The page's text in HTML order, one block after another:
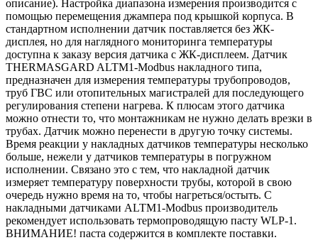
описание). Настройка диапазона измерения производится с
помощью перемещения джампера под крышкой корпуса. В
стандартном исполнении датчик поставляется без ЖК-
дисплея, но для наглядного мониторинга температуры
доступна к заказу версия датчика с ЖК-дисплеем. Датчик
THERMASGARD ALTM1-Modbus накладного типа,
предназначен для измерения температуры трубопроводов,
труб ГВС или отопительных магистралей для последующего
регулирования степени нагрева. К плюсам этого датчика
можно отнести то, что монтажникам не нужно делать врезки в
трубах. Датчик можно перенести в другую точку системы.
Время реакции у накладных датчиков температуры несколько
больше, нежели у датчиков температуры в погружном
исполнении. Связано это с тем, что накладной датчик
измеряет температуру поверхности трубы, которой в свою
очередь нужно время на то, чтобы нагреться/остыть. С
накладными датчиками ALTM1-Modbus производитель
рекомендует использовать термопроводящую пасту WLP-1.
ВНИМАНИЕ! паста содержится в комплекте поставки.